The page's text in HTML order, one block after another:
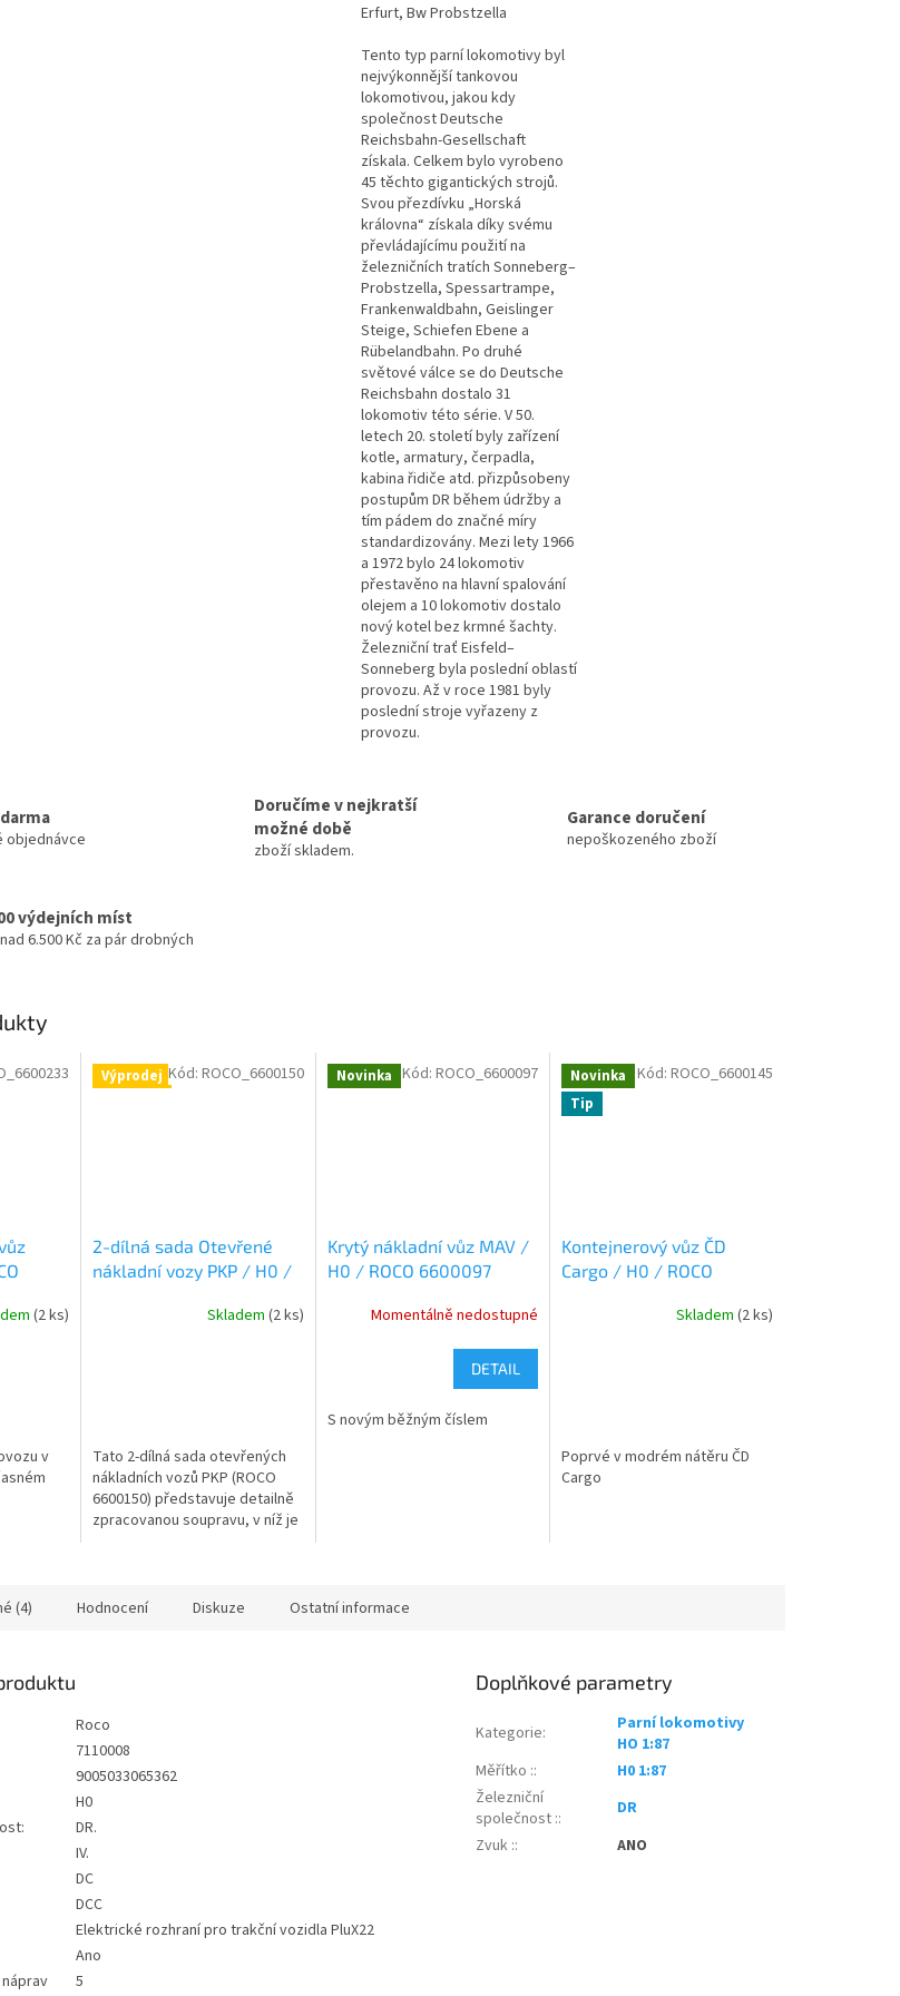
Erfurt, Bw Probstzella
Tento typ parní lokomotivy byl
nejvýkonnější tankovou
lokomotivou, jakou kdy
společnost Deutsche
Reichsbahn-Gesellschaft
získala. Celkem bylo vyrobeno
45 těchto gigantických strojů.
Svou přezdívku „Horská
královna“ získala díky svému
převládajícímu použití na
železničních tratích Sonneberg–
Probstzella, Spessartrampe,
Frankenwaldbahn, Geislinger
Steige, Schiefen Ebene a
Rübelandbahn. Po druhé
světové válce se do Deutsche
Reichsbahn dostalo 31
lokomotiv této série. V 50.
letech 20. století byly zařízení
kotle, armatury, čerpadla,
kabina řidiče atd. přizpůsobeny
postupům DR během údržby a
tím pádem do značné míry
standardizovány. Mezi lety 1966
a 1972 bylo 24 lokomotiv
přestavěno na hlavní spalování
olejem a 10 lokomotiv dostalo
nový kotel bez krmné šachty.
Železniční trať Eisfeld–
Sonneberg byla poslední oblastí
provozu. Až v roce 1981 byly
poslední stroje vyřazeny z
provozu.
objednávce
Doručíme v nejkratší
možné době
zboží skladem.
Garance doručení
nepoškozeného zboží
výdejních míst
6.500 Kč za pár drobných
(2 ks)
v
Výprodej
2-dílná sada Otevřené
nákladní vozy PKP / H0 /
Skladem (2 ks)
Tato 2-dílná sada otevřených
nákladních vozů PKP (ROCO
6600150) představuje detailně
zpracovanou soupravu, v níž je
Kód: ROCO_6600150 Novinka
Krytý nákladní vůz MAV /
H0 / ROCO 6600097
Momentálně nedostupné
DETAIL
S novým běžným číslem
Kód:ROCO_6600097
Novinka
Tip
Kontejnerový vůz ČD
Cargo / H0 / ROCO
Skladem (2 ks)
Poprvé v modrém nátěru ČD
Cargo
Kód: ROCO_6600145
(4) Hodnocení Diskuze Ostatní informace
Roco
7110008
9005033065362
H0
DR.
IV.
DC
DCC
Elektrické rozhraní pro trakční vozidla PluX22
Ano
5
Doplňkové parametry
Kategorie:
Parní lokomotivy
HO 1:87
Měřítko ::
H0 1:87
Železniční
společnost ::
DR
Zvuk :: ANO